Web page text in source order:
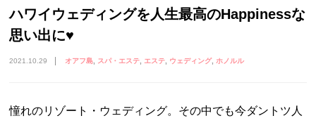
ハワイウェディングを人生最高のHappinessな
思い出に♥
2021.10.29 オアフ島 スパ・エステ エステ ウェディング ホノルル
憧れのリゾート・ウェディング。その中でも今ダントツ人